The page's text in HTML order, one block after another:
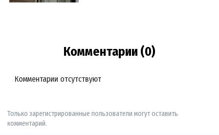
Комментарии (0)
Комментарии отсутствуют
Только зарегистрированные пользователи могут оставить
комментарий.